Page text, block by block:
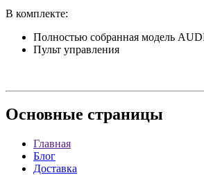
В комплекте:
Полностью собранная модель
Пульт управления
Основные страницы
Главная
Блог
Доставка